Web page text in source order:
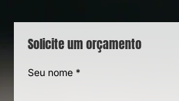
Solicite um orçamento
Seu nome *